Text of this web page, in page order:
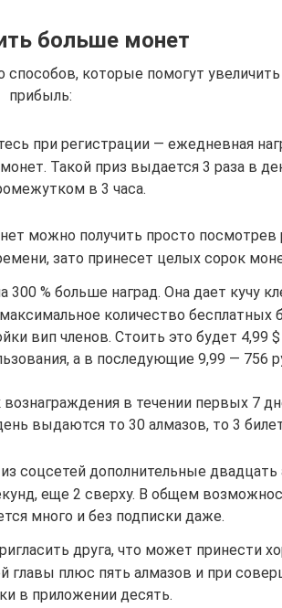
больше монет
способов, которые помогут
прибыль:
при регистрации — ежедневная
Такой приз выдается 3 раза в
в 3 часа.
можно получить просто посмотрев
зато принесет целых сорок
300 % больше наград. Она дает кучу
количество бесплатных
вип членов. Стоить это будет 4,99 $
а в последующие 9,99 — 756
в течении первых 7
выдаются то 30 алмазов, то 3
соцсетей дополнительные двадцать
еще 2 сверху. В общем
много и без подписки даже.
друга, что может принести
главы плюс пять алмазов и при
в приложении десять.